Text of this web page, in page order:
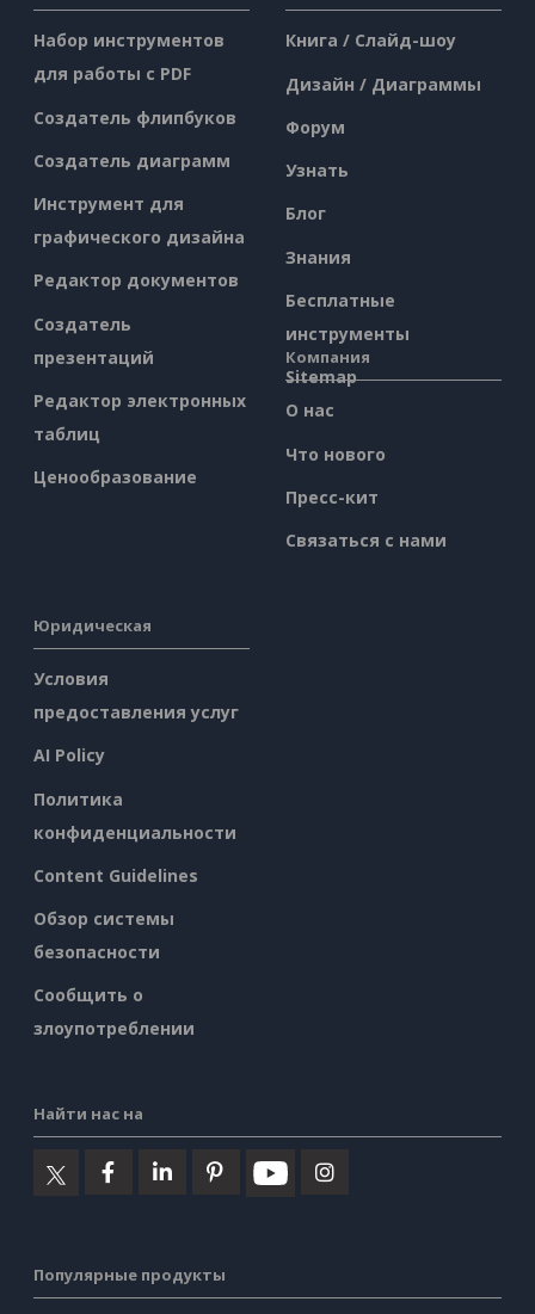
Набор инструментов
для работы с PDF
Создатель флипбуков
Создатель диаграмм
Инструмент для
графического дизайна
Редактор документов
Создатель
презентаций
Редактор электронных
таблиц
Ценообразование
Книга / Слайд-шоу
Дизайн / Диаграммы
Форум
Узнать
Блог
Знания
Бесплатные
инструменты
Sitemap
Компания
О нас
Что нового
Пресс-кит
Связаться с нами
Юридическая
Условия
предоставления услуг
AI Policy
Политика
конфиденциальности
Content Guidelines
Обзор системы
безопасности
Сообщить о
злоупотреблении
Найти нас на
Популярные продукты